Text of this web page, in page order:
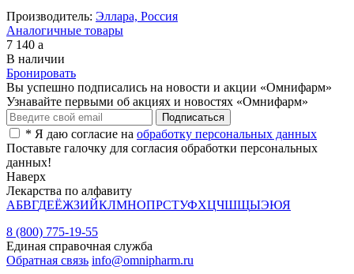
Производитель: Эллара, Россия
Аналогичные товары
7 140 a
В наличии
Бронировать
Вы успешно подписались на новости и акции «Омнифарм»
Узнавайте первыми об акциях и новостях «Омнифарм»
* Я даю согласие на обработку персональных данных
Поставьте галочку для согласия обработки персональных
данных!
Наверх
Лекарства по алфавиту
АБВГДЕЁЖЗИЙКЛМНОПРСТУФХЦЧШЩЫЭЮЯ
8 (800) 775-19-55
Единая справочная служба
Обратная связь info@omnipharm.ru